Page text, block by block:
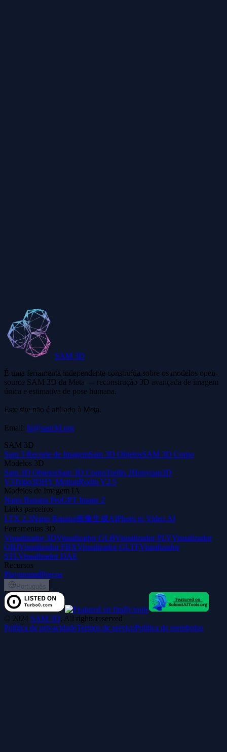
SAM 3D
É uma ferramenta independente construída sobre os modelos open-
source SAM 3D da Meta — reconstrução 3D avançada de imagem
única e estimativa de pose humana.
Este site não é afiliado à Meta.
Email: hi@sam3d.org
SAM 3D
Sam 3 Recorte de ImagemSam 3D ObjetosSAM 3D Corpo
Modelos 3D
Sam 3D ObjetosSam 3D CorpoTrellis 2Hunyuan3D
V3Tripo3DHY MotionRodin V2.5
Modelos de Imagem IA
Nano Banana ProGPT Image 2
Links parceiros
LTX 2.3Nano Banana画像生成AIPhoto to Video AI
Ferramentas 3D
Visualizador 3DVisualizador GLBVisualizador PLYVisualizador
OBJVisualizador FBXVisualizador GLTFVisualizador
STLVisualizador DAE
Recursos
PlaygroundPreços
Português
© 2024 SAM 3D, All rights reserved
Política de privacidadeTermos de serviçoPolítica de reembolso